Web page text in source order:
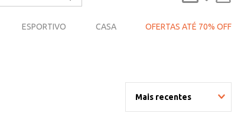
ESPORTIVO CASA OFERTAS ATÉ 70% OFF
Mais recentes